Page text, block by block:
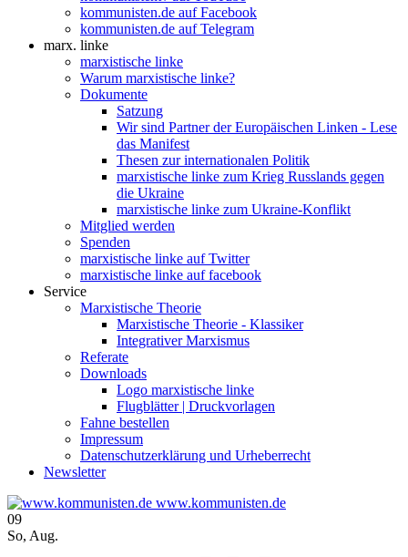
kommunisten.de auf Facebook
kommunisten.de auf Telegram
marx. linke
marxistische linke
Warum marxistische linke?
Dokumente
Satzung
Wir sind Partner der Europäischen Linken - Lese
das Manifest
Thesen zur internationalen Politik
marxistische linke zum Krieg Russlands gegen
die Ukraine
marxistische linke zum Ukraine-Konflikt
Mitglied werden
Spenden
marxistische linke auf Twitter
marxistische linke auf facebook
Service
Marxistische Theorie
Marxistische Theorie - Klassiker
Integrativer Marxismus
Referate
Downloads
Logo marxistische linke
Flugblätter | Druckvorlagen
Fahne bestellen
Impressum
Datenschutzerklärung und Urheberrecht
Newsletter
www.kommunisten.de
09
So, Aug.